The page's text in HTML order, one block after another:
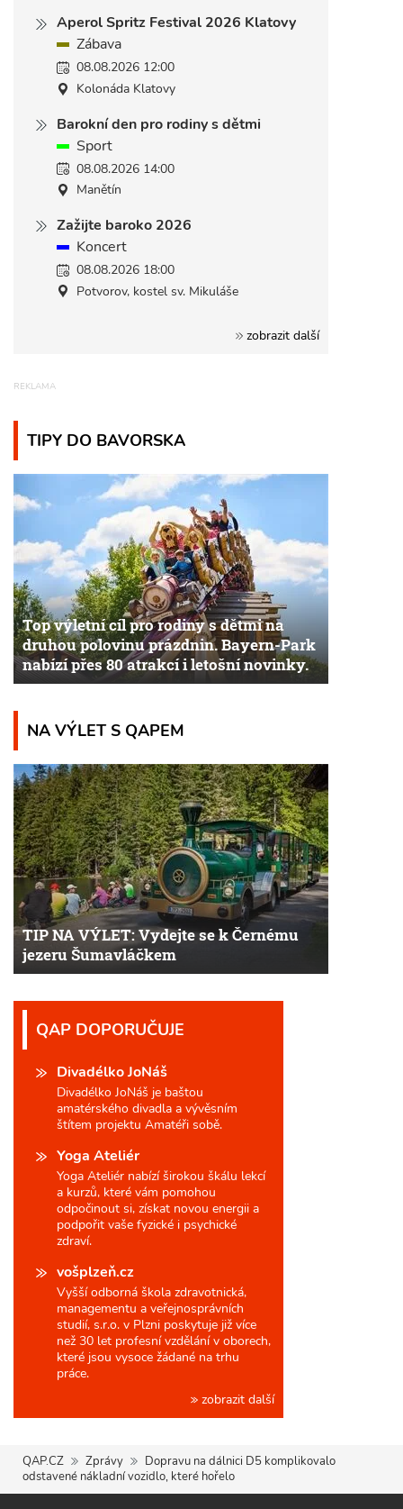
Aperol Spritz Festival 2026 Klatovy
Zábava
08.08.2026 12:00
Kolonáda Klatovy
Barokní den pro rodiny s dětmi
Sport
08.08.2026 14:00
Manětín
Zažijte baroko 2026
Koncert
08.08.2026 18:00
Potvorov, kostel sv. Mikuláše
zobrazit další
TIPY DO BAVORSKA
Top výletní cíl pro rodiny s dětmi na
druhou polovinu prázdnin. Bayern-Park
nabízí přes 80 atrakcí i letošní novinky.
NA VÝLET S QAPEM
TIP NA VÝLET: Vydejte se k Černému
jezeru Šumavláčkem
QAP DOPORUČUJE
Divadélko JoNáš
Divadélko JoNáš je baštou
amatérského divadla a vývěsním
štítem projektu Amatéři sobě.
Yoga Ateliér
Yoga Ateliér nabízí širokou škálu lekcí
a kurzů, které vám pomohou
odpočinout si, získat novou energii a
podpořit vaše fyzické i psychické
zdraví.
vošplzeň.cz
Vyšší odborná škola zdravotnická,
managementu a veřejnosprávních
studií, s.r.o. v Plzni poskytuje již více
než 30 let profesní vzdělání v oborech,
které jsou vysoce žádané na trhu
práce.
zobrazit další
QAP.CZ Zprávy
Dopravu na dálnici D5 komplikovalo
odstavené nákladní vozidlo, které hořelo